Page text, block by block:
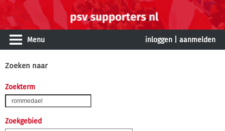
Menu inloggen aanmelden
Zoeken naar
Zoekterm
Zoekgebied